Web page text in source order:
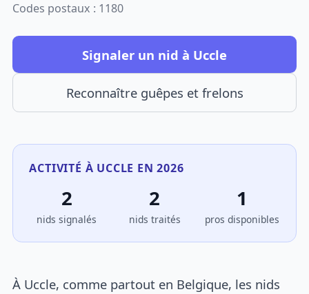
Codes postaux : 1180
Signaler un nid à Uccle
Reconnaître guêpes et frelons
ACTIVITÉ À UCCLE EN 2026
2
nids signalés
2
nids traités
1
pros disponibles
À Uccle, comme partout en Belgique, les nids